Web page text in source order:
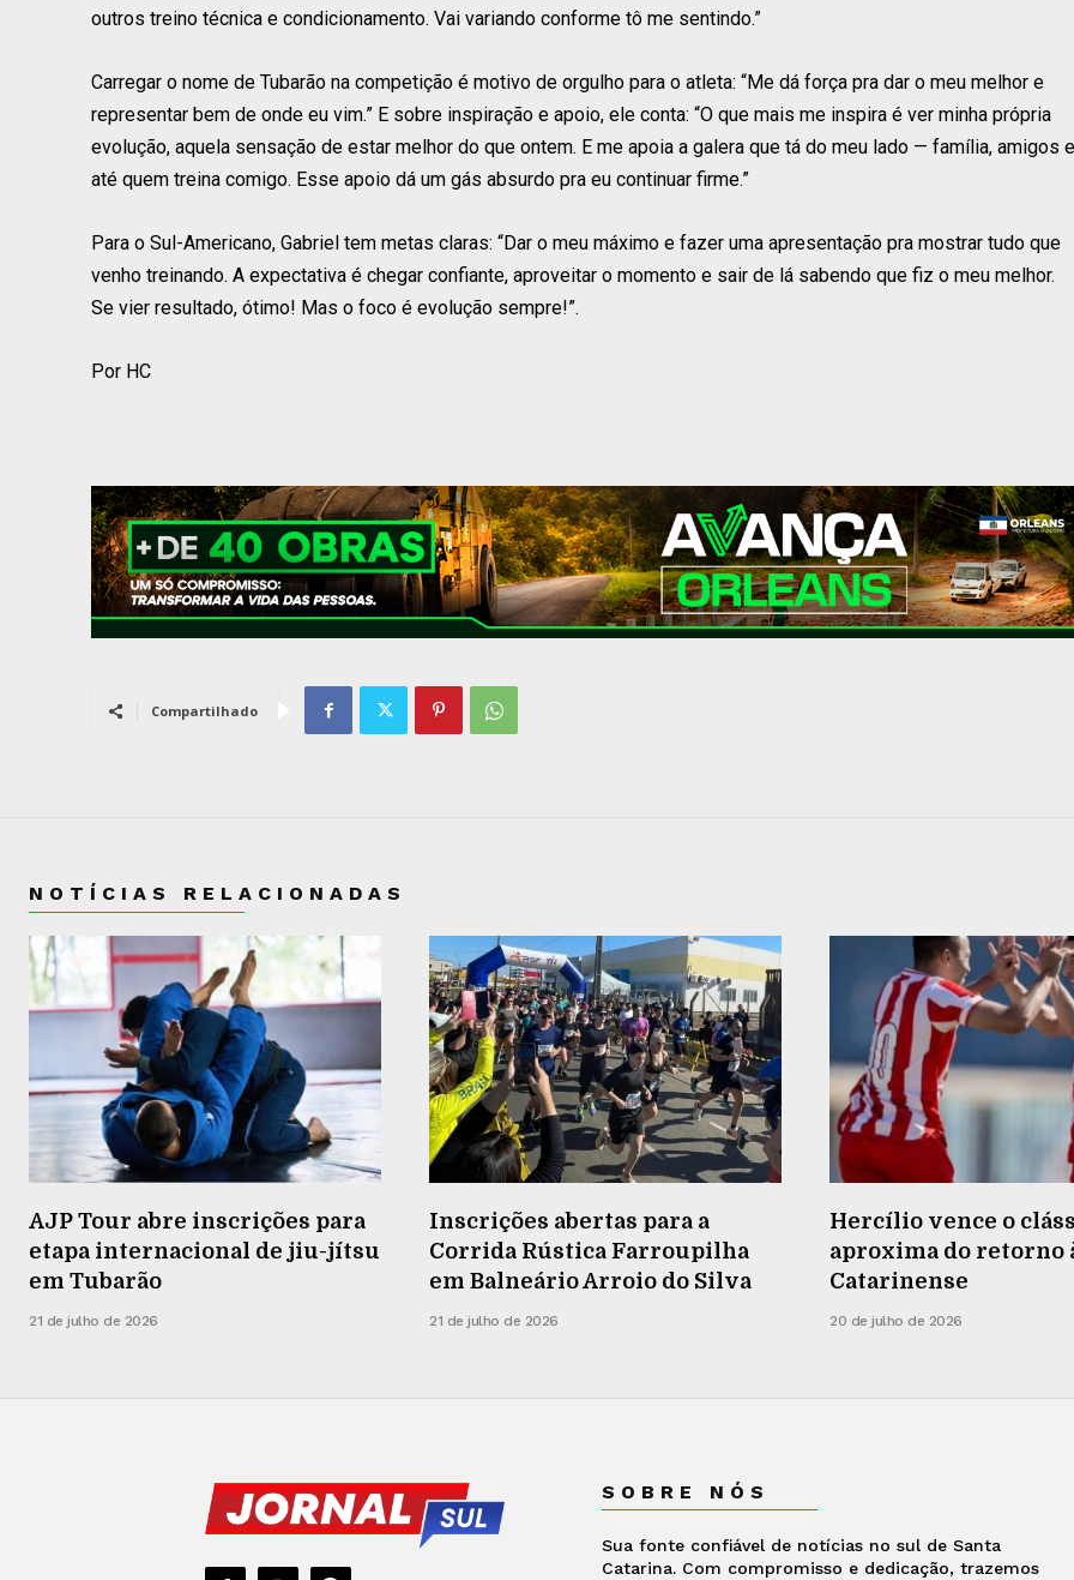
outros treino técnica e condicionamento. Vai variando conforme tô me sentindo.”
Carregar o nome de Tubarão na competição é motivo de orgulho para o atleta: “Me dá força pra dar o meu melhor e
representar bem de onde eu vim.” E sobre inspiração e apoio, ele conta: “O que mais me inspira é ver minha própria
evolução, aquela sensação de estar melhor do que ontem. E me apoia a galera que tá do meu lado — família, amigos e
até quem treina comigo. Esse apoio dá um gás absurdo pra eu continuar firme.”
Para o Sul-Americano, Gabriel tem metas claras: “Dar o meu máximo e fazer uma apresentação pra mostrar tudo que
venho treinando. A expectativa é chegar confiante, aproveitar o momento e sair de lá sabendo que fiz o meu melhor.
Se vier resultado, ótimo! Mas o foco é evolução sempre!”.
Por HC
Compartilhado
NOTÍCIAS RELACIONADAS
AJP Tour abre inscrições para
etapa internacional de jiu-jítsu
em Tubarão
21 de julho de 2026
Inscrições abertas para a
Corrida Rústica Farroupilha
em Balneário Arroio do Silva
21 de julho de 2026
Hercílio vence o
aproxima do retorno
Catarinense
20 de julho de 2026
SOBRE NÓS
Sua fonte confiável de notícias no sul de Santa
Catarina. Com compromisso e dedicação, trazemos